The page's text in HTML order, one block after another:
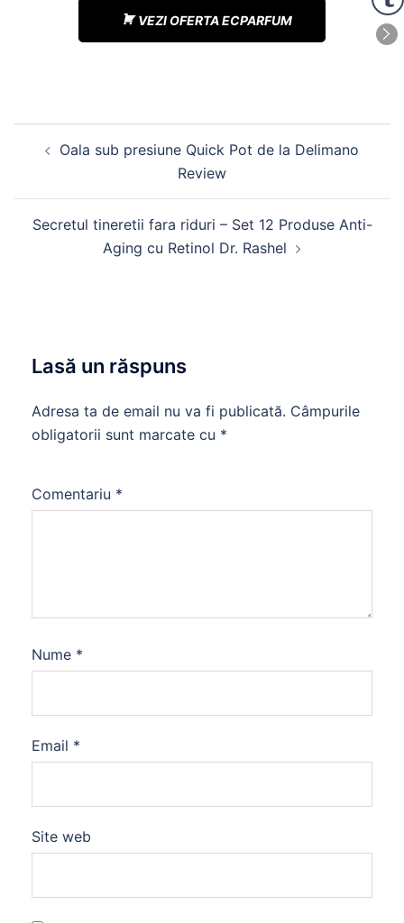
VEZI OFERTA ECPARFUM
Oala sub presiune Quick Pot de la Delimano
Review
Secretul tineretii fara riduri – Set 12 Produse Anti-
Aging cu Retinol Dr. Rashel
Lasă un răspuns
Adresa ta de email nu va fi publicată. Câmpurile
obligatorii sunt marcate cu *
Comentariu *
Nume *
Email *
Site web